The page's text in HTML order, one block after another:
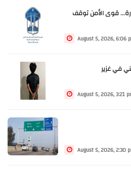
قوى الأمن توقف
August 5, 2026, 6:06
في غزير
August 5, 2026, 3:21
August 5, 2026, 2:30